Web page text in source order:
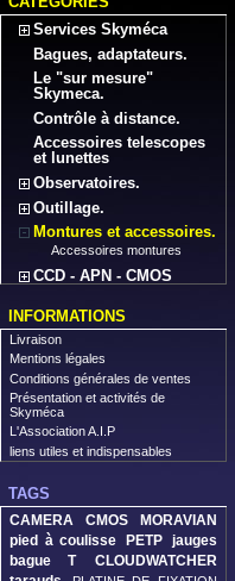
Services Skyméca
Bagues, adaptateurs.
Le "sur mesure"
Skymeca.
Contrôle à distance.
Accessoires telescopes
et lunettes
Observatoires.
Outillage.
Montures et accessoires.
Accessoires montures
CCD - APN - CMOS
INFORMATIONS
Livraison
Mentions légales
Conditions générales de ventes
Présentation et activités de
Skyméca
L'Association A.I.P
liens utiles et indispensables
TAGS
CAMERA CMOS MORAVIAN
pied à coulisse
PETP jauges
bague T
CLOUDWATCHER